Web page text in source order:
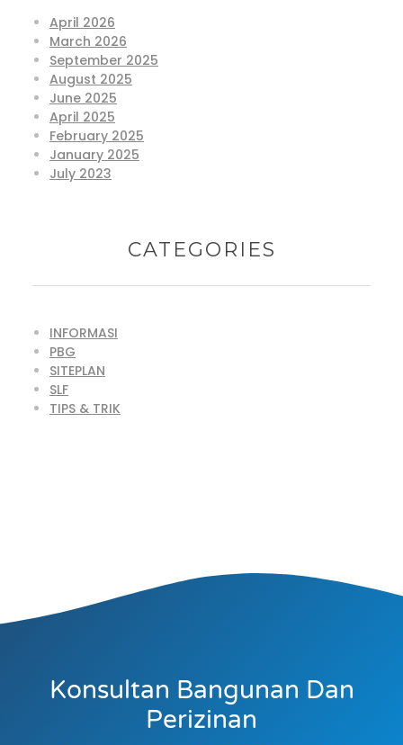
April 2026
March 2026
September 2025
August 2025
June 2025
April 2025
February 2025
January 2025
July 2023
CATEGORIES
INFORMASI
PBG
SITEPLAN
SLF
TIPS & TRIK
Konsultan Bangunan Dan
Perizinan